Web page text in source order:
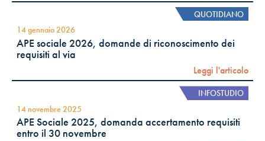
QUOTIDIANO
14 gennaio 2026
APE sociale 2026, domande di riconoscimento dei
requisiti al via
Leggi l'articolo
INFOSTUDIO
14 novembre 2025
APE Sociale 2025, domanda accertamento requisiti
entro il 30 novembre